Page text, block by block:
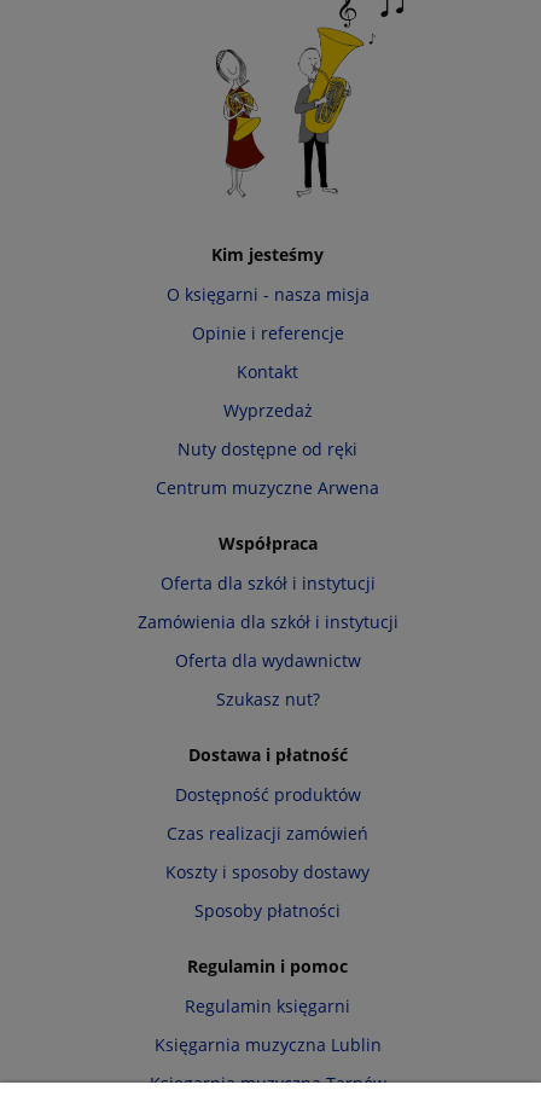
Kim jesteśmy
O księgarni - nasza misja
Opinie i referencje
Kontakt
Wyprzedaż
Nuty dostępne od ręki
Centrum muzyczne Arwena
Współpraca
Oferta dla szkół i instytucji
Zamówienia dla szkół i instytucji
Oferta dla wydawnictw
Szukasz nut?
Dostawa i płatność
Dostępność produktów
Czas realizacji zamówień
Koszty i sposoby dostawy
Sposoby płatności
Regulamin i pomoc
Regulamin księgarni
Księgarnia muzyczna Lublin
Księgarnia muzyczna Tarnów